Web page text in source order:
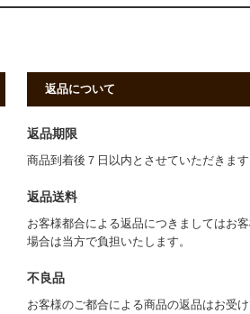
返品について
返品期限
商品到着後７日以内とさせていただきます
返品送料
お客様都合による返品につきましてはお
場合は当方で負担いたします。
不良品
お客様のご都合による商品の返品はお受